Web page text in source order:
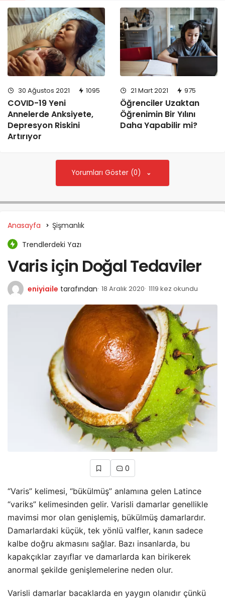
30 Ağustos 2021 1095
COVID-19 Yeni
Annelerde Anksiyete,
Depresyon Riskini
Artırıyor
21 Mart 2021 975
Öğrenciler Uzaktan
Öğrenimin Bir Yılını
Daha Yapabilir mi?
Yorumları Göster (0)
Anasayfa
Şişmanlık
Trendlerdeki Yazı
Varis için Doğal Tedaviler
eniyiaile tarafından 18 Aralık 2020 1119 kez okundu
0
“Varis” kelimesi, “bükülmüş” anlamına gelen Latince
“variks” kelimesinden gelir. Varisli damarlar genellikle
mavimsi mor olan genişlemiş, bükülmüş damarlardır.
Damarlardaki küçük, tek yönlü valfler, kanın sadece
kalbe doğru akmasını sağlar. Bazı insanlarda, bu
kapakçıklar zayıflar ve damarlarda kan birikerek
anormal şekilde genişlemelerine neden olur.
Varisli damarlar bacaklarda en yaygın olanıdır çünkü